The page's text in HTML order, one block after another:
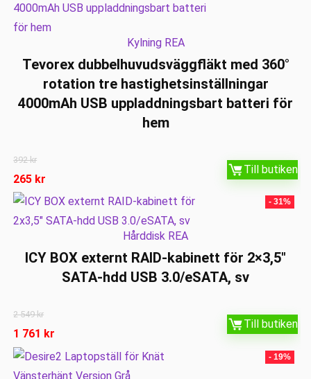
Kylning REA
Tevorex dubbelhuvudsväggfläkt med 360°
rotation tre hastighetsinställningar
4000mAh USB uppladdningsbart batteri för
hem
392kr
265 kr
Till butiken
- 31%
Hårddisk REA
ICY BOX externt RAID-kabinett för 2×3,5″
SATA-hdd USB 3.0/eSATA, sv
2 549kr
1 761 kr
Till butiken
- 19%